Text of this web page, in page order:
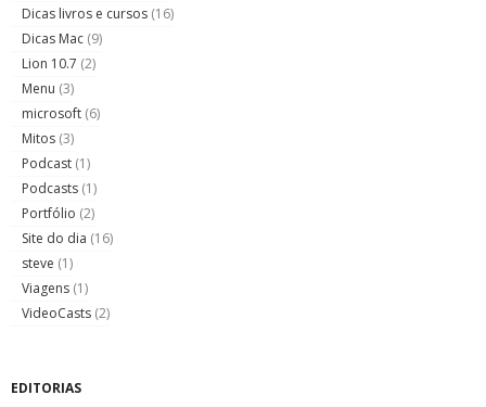
Dicas livros e cursos (16)
Dicas Mac (9)
Lion 10.7 (2)
Menu (3)
microsoft (6)
Mitos (3)
Podcast (1)
Podcasts (1)
Portfólio (2)
Site do dia (16)
steve (1)
Viagens (1)
VideoCasts (2)
EDITORIAS